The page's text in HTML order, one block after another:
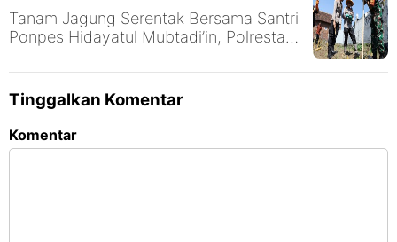
Tanam Jagung Serentak Bersama Santri
Ponpes Hidayatul Mubtadi’in, Polresta
Pangan Nasional
Tinggalkan Komentar
Komentar